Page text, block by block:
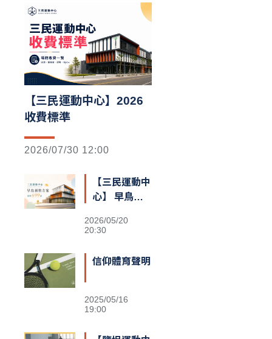
【三民運動中心】2026
收費標準
2026/07/30 12:00
【三民運動中
心】 早鳥預
2026/05/20
20:30
信仰體育聲明
2025/05/16
19:00